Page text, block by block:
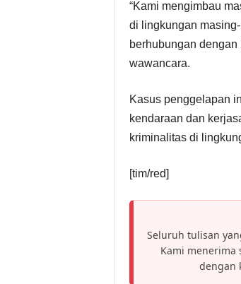
“Kami mengimbau
di lingkungan
berhubungan
wawancara.
Kasus penggelapan
kendaraan dan
kriminalitas di
[tim/red]
Seluruh tulisan
Kami menerima
dengan